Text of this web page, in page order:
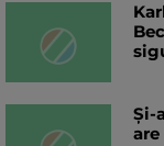
Și-
are